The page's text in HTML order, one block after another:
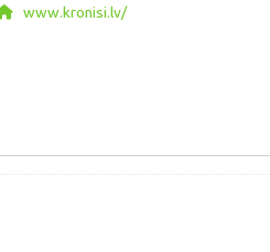
www.kronisi.lv/